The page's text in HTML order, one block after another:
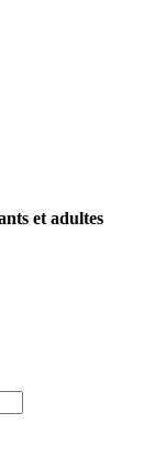
et adultes